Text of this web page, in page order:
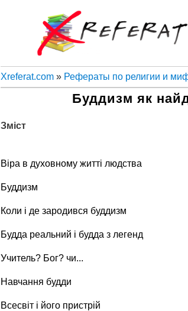
Xreferat.com» Рефераты по религии и
Буддизм як
Зміст
Віра в духовному житті людства
Буддизм
Коли і де зародився буддизм
Будда реальний і будда з легенд
Учитель? Бог? чи...
Навчання будди
Всесвіт і його пристрій